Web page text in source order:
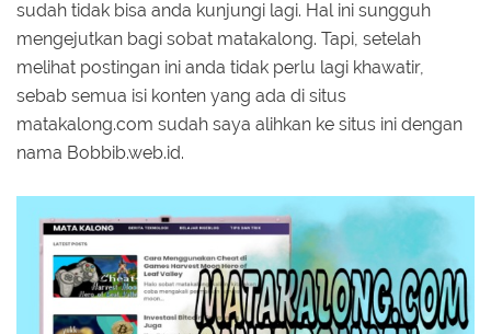
sudah tidak bisa anda kunjungi lagi. Hal ini sungguh
mengejutkan bagi sobat matakalong. Tapi, setelah
melihat postingan ini anda tidak perlu lagi khawatir,
sebab semua isi konten yang ada di situs
matakalong.com sudah saya alihkan ke situs ini dengan
nama Bobbib.web.id.